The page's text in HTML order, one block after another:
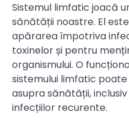
Sistemul limfatic joacă
sănătății noastre. El
apărarea împotriva
toxinelor și pentru
organismului. O
sistemului limfatic
asupra sănătății,
infecțiilor recurente.